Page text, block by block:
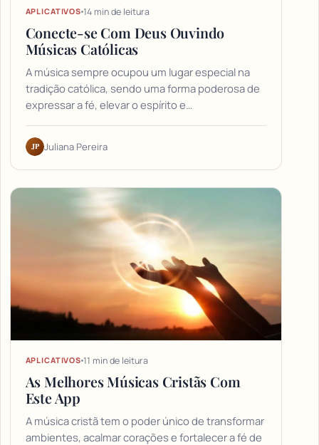
APLICATIVOS 14 min de leitura
Conecte-se Com Deus Ouvindo
Músicas Católicas
A música sempre ocupou um lugar especial na
tradição católica, sendo uma forma poderosa de
expressar a fé, elevar o espírito e…
JP Juliana Pereira
APLICATIVOS 11 min de leitura
As Melhores Músicas Cristãs Com
Este App
A música cristã tem o poder único de transformar
ambientes, acalmar corações e fortalecer a fé de